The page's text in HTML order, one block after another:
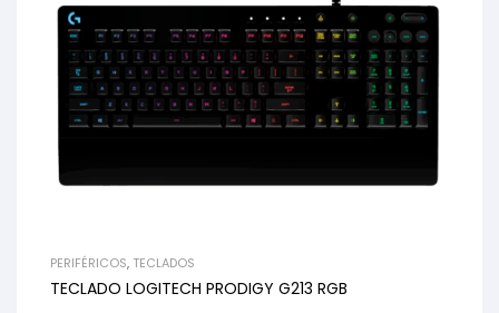
PERIFÉRICOS, TECLADOS
TECLADO LOGITECH PRODIGY G213 RGB